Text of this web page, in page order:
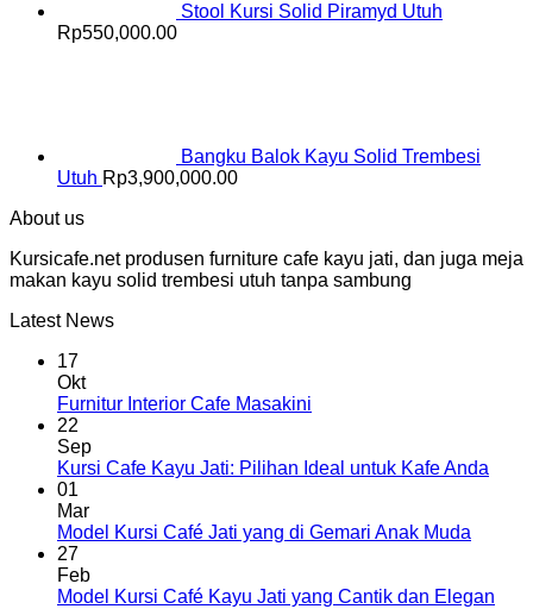
Stool Kursi Solid Piramyd Utuh
Rp550,000.00
Bangku Balok Kayu Solid Trembesi
Utuh Rp3,900,000.00
About us
Kursicafe.net produsen furniture cafe kayu jati, dan juga meja
makan kayu solid trembesi utuh tanpa sambung
Latest News
17
Okt
Furnitur Interior Cafe Masakini
22
Sep
Kursi Cafe Kayu Jati: Pilihan Ideal untuk Kafe Anda
01
Mar
Model Kursi Café Jati yang di Gemari Anak Muda
27
Feb
Model Kursi Café Kayu Jati yang Cantik dan Elegan